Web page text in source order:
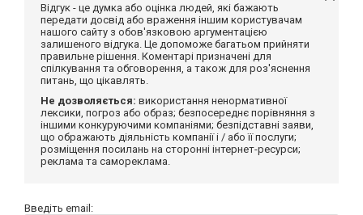
Відгук - це думка або оцінка людей, які бажають
передати досвід або враження іншим користувачам
нашого сайту з обов'язковою аргументацією
залишеного відгука. Це допоможе багатьом прийняти
правильне рішення. Коментарі призначені для
спілкування та обговорення, а також для роз'яснення
питань, що цікавлять.
Не дозволяється: використання ненормативної
лексики, погроз або образ; безпосереднє порівняння з
іншими конкуруючими компаніями; безпідставні заяви,
що ображають діяльність компанії і / або її послуги;
розміщення посилань на сторонні інтернет-ресурси;
реклама та самореклама.
Введіть email: